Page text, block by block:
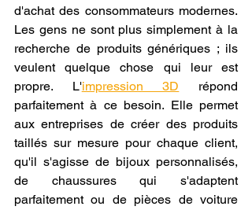
d'achat des consommateurs modernes.
Les gens ne sont plus simplement à la
recherche de produits génériques ; ils
veulent quelque chose qui leur est
propre. L'impression 3D répond
parfaitement à ce besoin. Elle permet
aux entreprises de créer des produits
taillés sur mesure pour chaque client,
qu'il s'agisse de bijoux personnalisés,
de chaussures qui s'adaptent
parfaitement ou de pièces de voiture